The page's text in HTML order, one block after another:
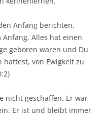
Anfang berichten,
Alles hat einen
geboren waren und Du
von Ewigkeit zu
nicht geschaffen. Er war
Er ist und bleibt immer